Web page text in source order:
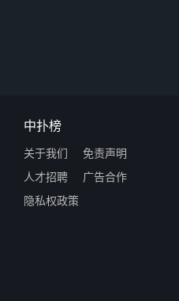
中扑榜
关于我们
免责声明
人才招聘
广告合作
隐私权政策